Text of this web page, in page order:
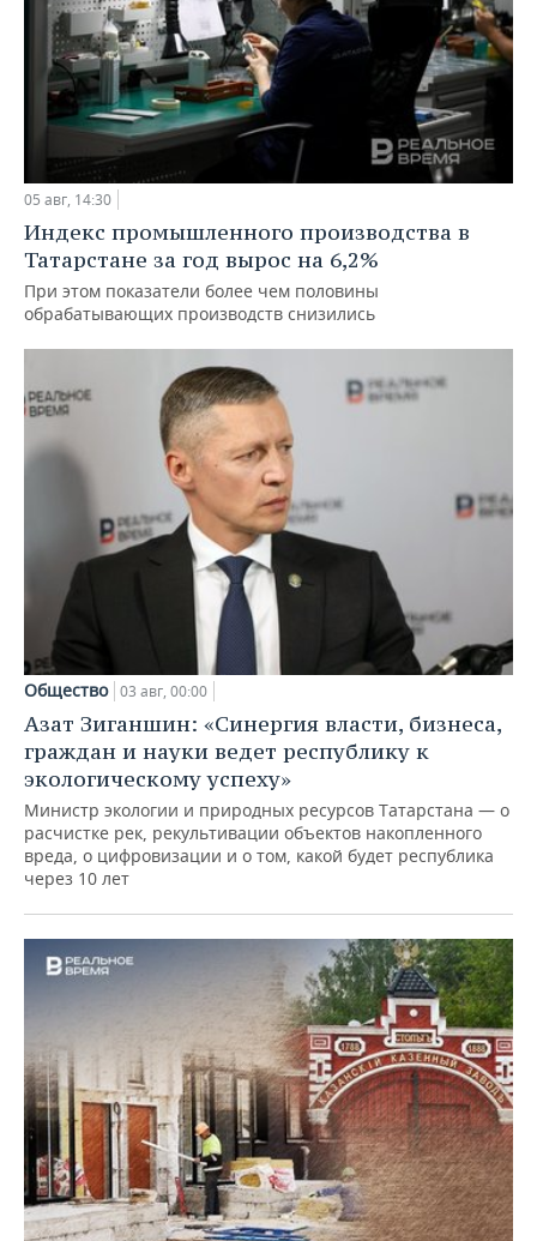
05 авг, 14:30
Индекс промышленного производства в
Татарстане за год вырос на 6,2%
При этом показатели более чем половины
обрабатывающих производств снизились
Общество 03 авг, 00:00
Азат Зиганшин: «Синергия власти, бизнеса,
граждан и науки ведет республику к
экологическому успеху»
Министр экологии и природных ресурсов Татарстана — о
расчистке рек, рекультивации объектов накопленного
вреда, о цифровизации и о том, какой будет республика
через 10 лет